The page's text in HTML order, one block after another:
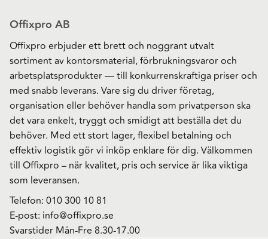
Offixpro AB
Offixpro erbjuder ett brett och noggrant utvalt
sortiment av kontorsmaterial, förbrukningsvaror och
arbetsplatsprodukter — till konkurrenskraftiga priser och
med snabb leverans. Vare sig du driver företag,
organisation eller behöver handla som privatperson ska
det vara enkelt, tryggt och smidigt att beställa det du
behöver. Med ett stort lager, flexibel betalning och
effektiv logistik gör vi inköp enklare för dig. Välkommen
till Offixpro – när kvalitet, pris och service är lika viktiga
som leveransen.
Telefon: 010 300 10 81
E-post: info@offixpro.se
Svarstider Mån-Fre 8.30-17.00